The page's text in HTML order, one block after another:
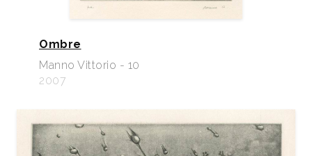
Ombre
Manno Vittorio - 10
2007